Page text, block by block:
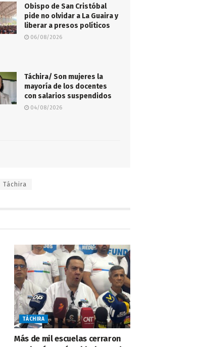
Obispo de San Cristóbal
pide no olvidar a La Guaira y
liberar a presos políticos
06/08/2026
Táchira/ Son mujeres la
mayoría de los docentes
con salarios suspendidos
04/08/2026
Táchira
TÁCHIRA
Más de mil escuelas cerraron